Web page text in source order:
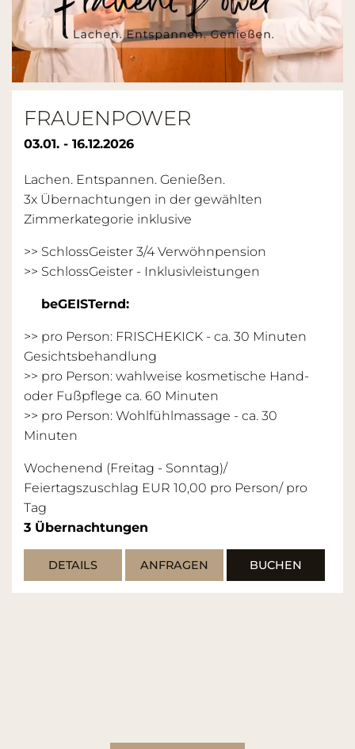
FRAUENPOWER
03.01. - 16.12.2026
Lachen. Entspannen. Genießen.
3x Übernachtungen in der gewählten
Zimmerkategorie inklusive
>> SchlossGeister 3/4 Verwöhnpension
>> SchlossGeister - Inklusivleistungen
beGEISTernd:
>> pro Person: FRISCHEKICK - ca. 30 Minuten
Gesichtsbehandlung
>> pro Person: wahlweise kosmetische Hand-
oder Fußpflege ca. 60 Minuten
>> pro Person: Wohlfühlmassage - ca. 30
Minuten
Wochenend (Freitag - Sonntag)/
Feiertagszuschlag EUR 10,00 pro Person/ pro
Tag
3 Übernachtungen
DETAILS ANFRAGEN BUCHEN